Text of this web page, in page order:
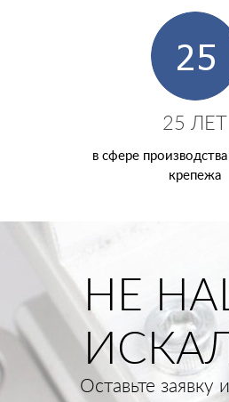
25 ЛЕТ
в сфере
крепежа
НЕ
Оставьте